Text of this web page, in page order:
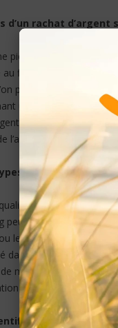
d’un rachat d’argent
pièce en argent
fil du temps connue
peut lui donner
une apparence
pur est assez
l’argenterie.
d’argent
925 inclue
peut varier. Parfois, les
le platine à l’alliage
dans beaucoup
même que les carafes
de colliers, bagues,
l’argent